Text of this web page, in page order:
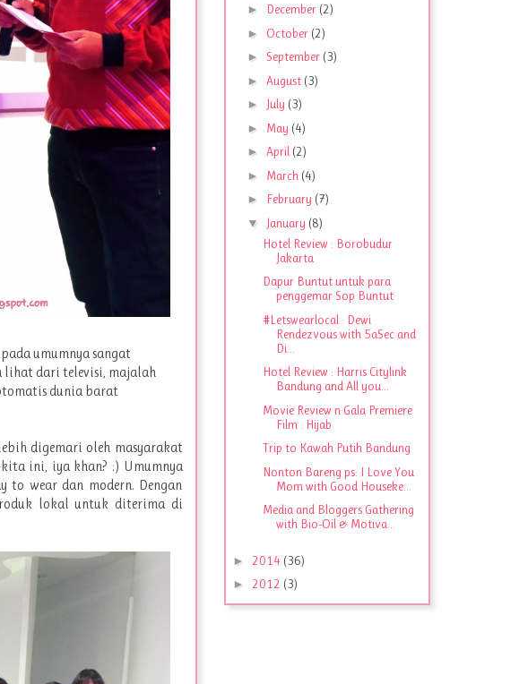
umumnya sangat
dari televisi, majalah
dunia barat
digemari oleh masyarakat
ini, iya khan? :) Umumnya
to wear dan modern. Dengan
lokal untuk diterima di
►
December (2)
► October (2)
►September (3)
►August (3)
►
July (3)
► May (4)
►April (2)
► March (4)
►
February (7)
▼
January (8)
Hotel Review : Borobudur
Jakarta
Dapur Buntut untuk para
penggemar Sop Buntut
#Letswearlocal : Dewi
Rendezvous with 5aSec and
Di...
Hotel Review : Harris Citylink
Bandung and All you...
Movie Review n Gala Premiere
Film : Hijab
Trip to Kawah Putih Bandung
Nonton Bareng ps: I Love You
Mom with Good Houseke...
Media and Bloggers Gathering
with Bio-Oil & Motiva...
► 2014 (36)
► 2012 (3)